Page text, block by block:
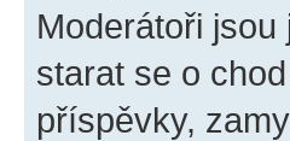
Moderátoři
starat se o
příspěvky,